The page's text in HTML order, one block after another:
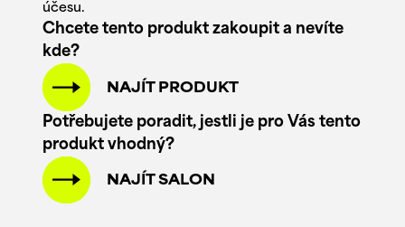
účesu.
Chcete tento produkt zakoupit a nevíte
kde?
NAJÍT PRODUKT
Potřebujete poradit, jestli je pro Vás tento
produkt vhodný?
NAJÍT SALON